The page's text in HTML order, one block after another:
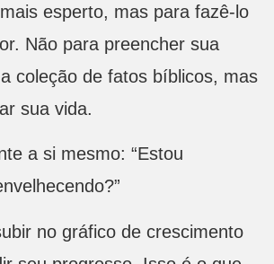
esperto, mas para fazê-lo
Não para preencher sua
coleção de fatos bíblicos, mas
sua vida.
a si mesmo: “Estou
no gráfico de crescimento